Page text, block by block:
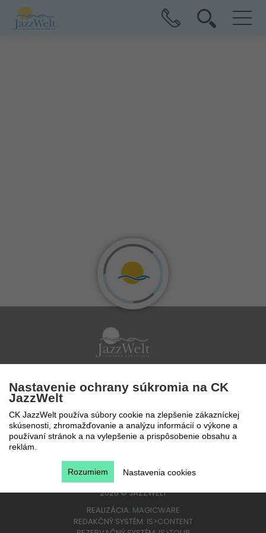
Po - Pi 9 - 17 hod
0850 777 888
2026©JAZZWELT
REALIZÁCIA: MAGICWARE
REDAKČNÝ SYSTÉM: IS>CONTENT
Nastavenie ochrany súkromia na CK
JazzWelt
CK JazzWelt používa súbory cookie na zlepšenie zákazníckej
skúsenosti, zhromažďovanie a analýzu informácií o výkone a
používaní stránok a na vylepšenie a prispôsobenie obsahu a
reklám.
Nastavenia cookies
Rozumiem